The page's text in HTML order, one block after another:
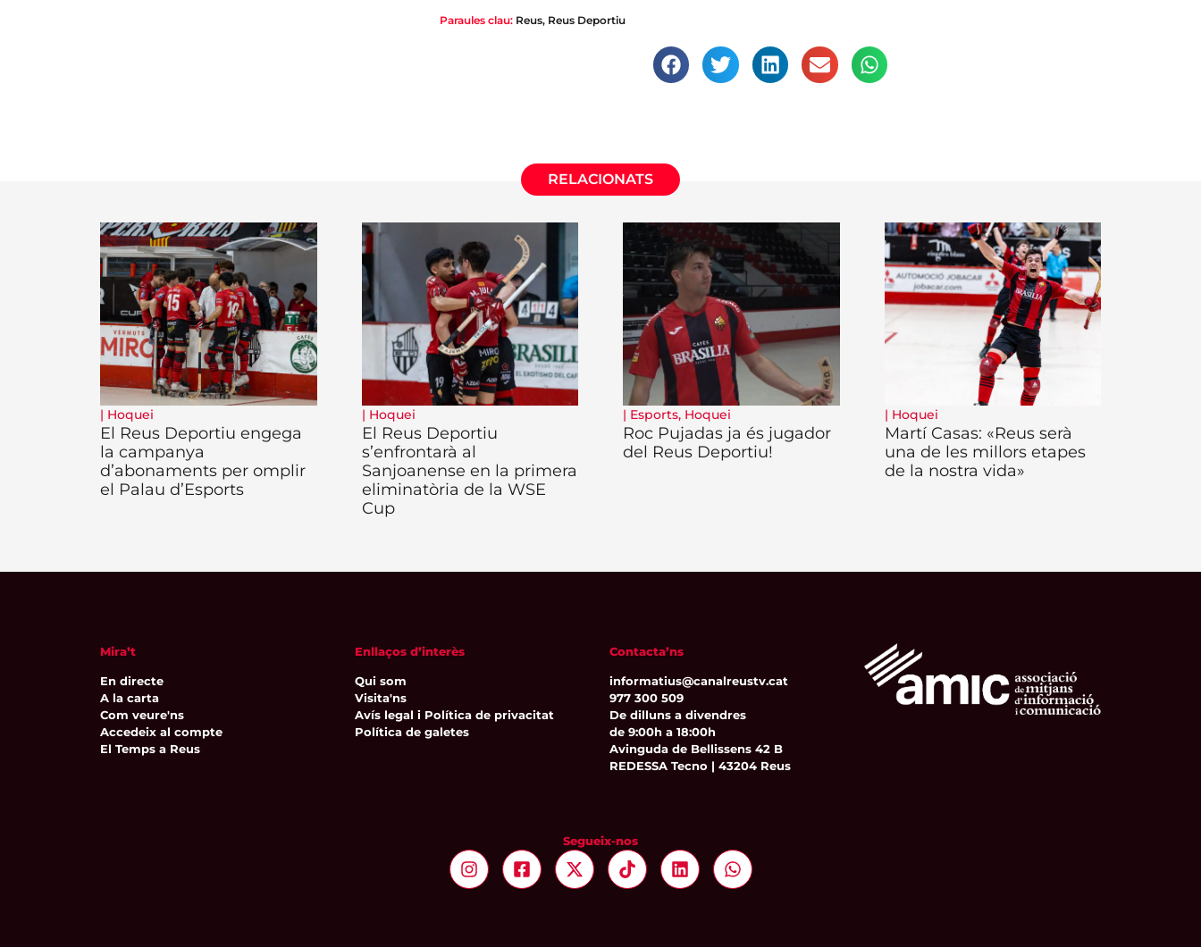
Paraules clau: Reus, Reus Deportiu
RELACIONATS
| Hoquei
El Reus Deportiu engega
la campanya
d’abonaments per omplir
el Palau d’Esports
| Hoquei
El Reus Deportiu
s’enfrontarà al
Sanjoanense en la primera
eliminatòria de la WSE
Cup
| Esports, Hoquei
Roc Pujadas ja és jugador
del Reus Deportiu!
| Hoquei
Martí Casas: «Reus serà
una de les millors etapes
de la nostra vida»
Mira’t
En directe
A la carta
Com veure'ns
Accedeix al compte
El Temps a Reus
Enllaços d’interès
Qui som
Visita'ns
Avís legal i Política de privacitat
Política de galetes
Contacta’ns
informatius@canalreustv.cat
977 300 509
De dilluns a divendres
de 9:00h a 18:00h
Avinguda de Bellissens 42 B
REDESSA Tecno | 43204 Reus
Segueix-nos